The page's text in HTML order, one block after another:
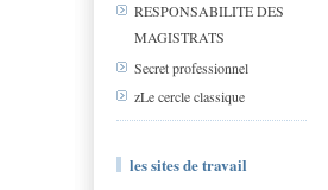
RESPONSABILITE DES
MAGISTRATS
Secret professionnel
zLe cercle classique
les sites de travail